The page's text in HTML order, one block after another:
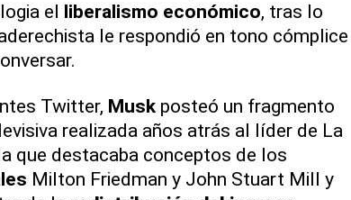
el liberalismo económico, tras lo
le respondió en tono cómplice
Twitter, Muskposteó un fragmento
realizada años atrás al líder de La
que destacaba conceptos de los
Milton Friedman y John Stuart Mill y